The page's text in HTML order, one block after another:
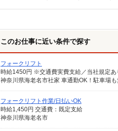
このお仕事に近い条件で探す
フォークリフト
時給1450円 ※交通費実費支給／当社規定あ
神奈川県海老名市社家 車通勤OK！駐車場
フォークリフト作業/日払いOK
時給1,450円 交通費：既定支給
神奈川県海老名市